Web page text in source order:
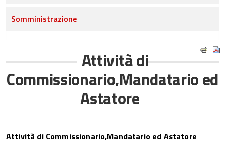
Somministrazione
Attività di
Commissionario,Mandatario ed
Astatore
Attività di Commissionario,Mandatario ed Astatore